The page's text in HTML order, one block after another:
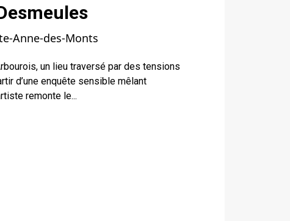
Anne-des-Monts
un lieu traversé par des tensions
d’une enquête sensible mêlant
remonte le...